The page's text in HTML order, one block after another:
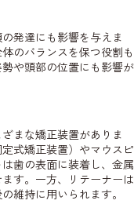
発達にも影響を与えま
のバランスを保つ役割も
や頭部の位置にも影響が
まな矯正装置がありま
式矯正装置）やマウスピ
歯の表面に装着し、金属
す。一方、リテーナーは
維持に用いられます。